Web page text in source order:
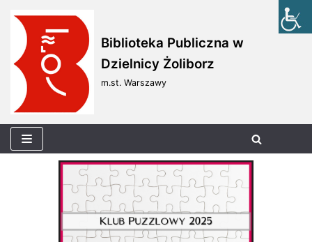
Skocz
do
treści
Biblioteka Publiczna w
Dzielnicy Żoliborz
m.st. Warszawy